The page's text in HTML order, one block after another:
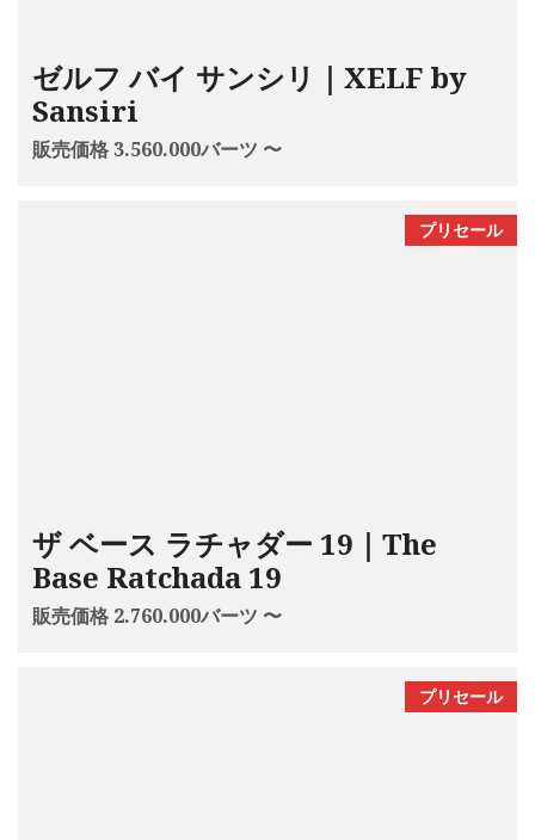
ゼルフ バイ サンシリ｜XELF by
Sansiri
販売価格 3.560.000バーツ 〜
プリセール
ザ ベース ラチャダー 19｜The
Base Ratchada 19
販売価格 2.760.000バーツ 〜
プリセール